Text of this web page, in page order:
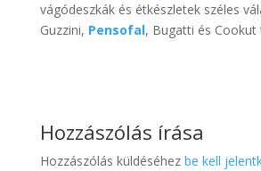
vágódeszkák és étkészletek széles
Guzzini, Pensofal, Bugatti és Cookut
Hozzászólás írása
Hozzászólás küldéséhez be kell